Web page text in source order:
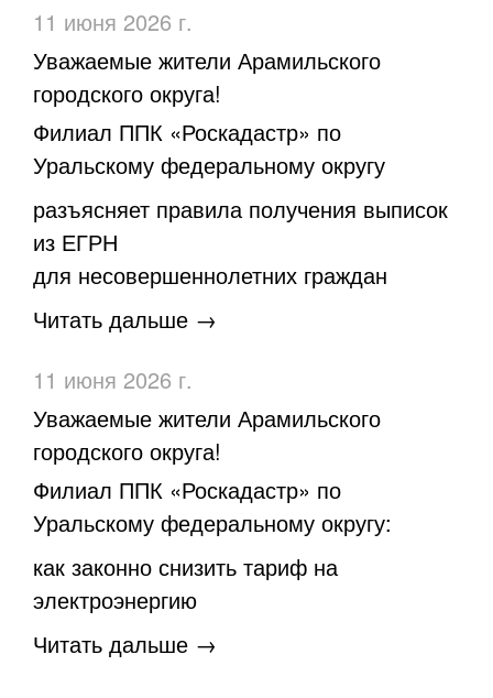
11 июня 2026 г.
Уважаемые жители Арамильского
городского округа!
Филиал ППК «Роскадастр» по
Уральскому федеральному округу
разъясняет правила получения выписок
из ЕГРН
для несовершеннолетних граждан
Читать дальше →
11 июня 2026 г.
Уважаемые жители Арамильского
городского округа!
Филиал ППК «Роскадастр» по
Уральскому федеральному округу:
как законно снизить тариф на
электроэнергию
Читать дальше →